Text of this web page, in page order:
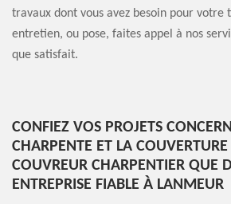
travaux dont vous avez besoin pour
entretien, ou pose, faites appel à nos
que satisfait.
CONFIEZ VOS PROJETS
CHARPENTE ET LA
COUVREUR CHARPENTIER QUE
ENTREPRISE FIABLE À LANMEUR